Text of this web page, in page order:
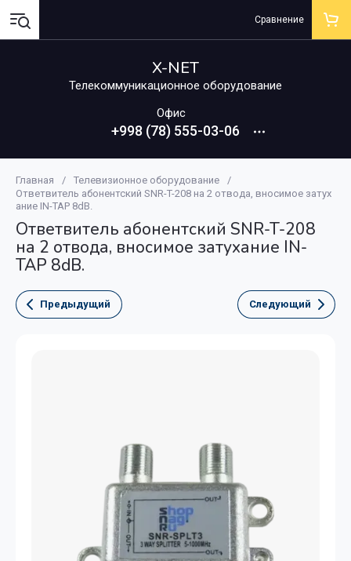
X-NET
Телекоммуникационное оборудование
Офис
+998 (78) 555-03-06
Сравнение
Главная / Телевизионное оборудование
/
Ответвитель абонентский SNR-T-208 на 2 отвода, вносимое затух
ание IN-TAP 8dB.
Ответвитель абонентский SNR-T-208
на 2 отвода, вносимое затухание IN-
TAP 8dB.
Предыдущий Следующий